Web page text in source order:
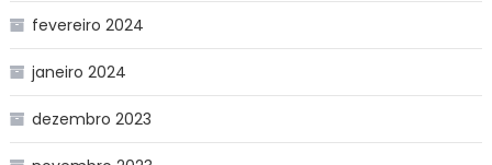
fevereiro 2024
janeiro 2024
dezembro 2023